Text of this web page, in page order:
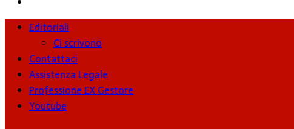
Editoriali
Ci scrivono
Contattaci
Assistenza Legale
Professione EX Gestore
Youtube